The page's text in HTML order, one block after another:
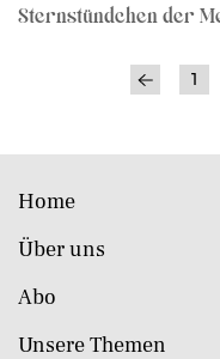
Sternstündchen der
1
Home
Über uns
Abo
Unsere Themen